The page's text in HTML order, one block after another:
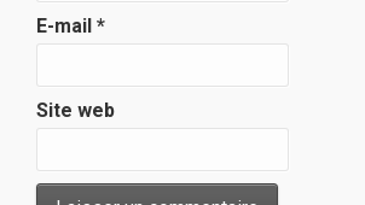
E-mail *
Site web